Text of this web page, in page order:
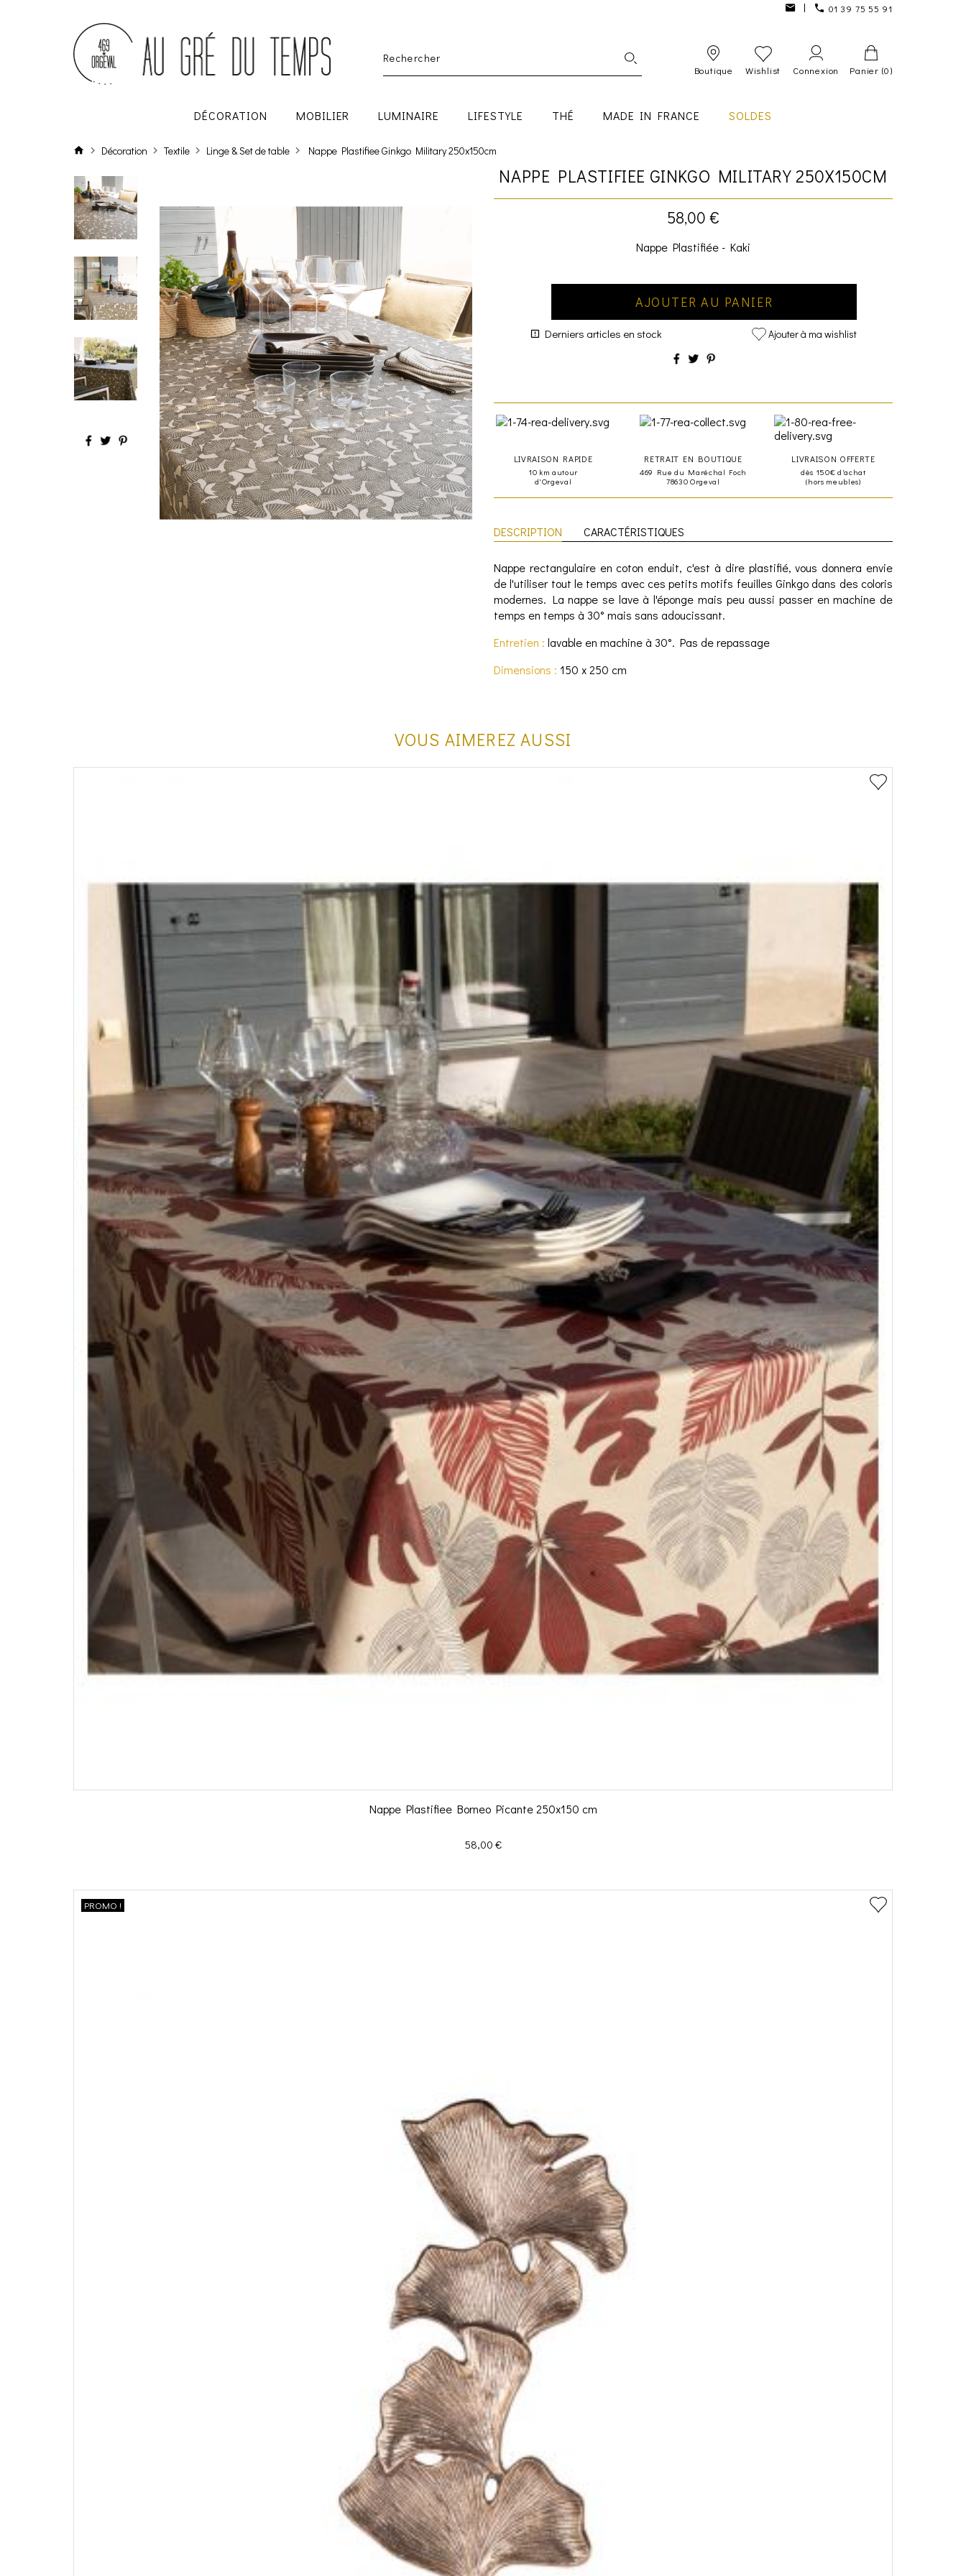
01 39 75 55 91
Boutique Wishlist Connexion Panier (0)
DÉCORATION MOBILIER LUMINAIRE LIFESTYLE THÉ MADE IN FRANCE SOLDES
Décoration Textile Linge & Set de table Nappe Plastifiee Ginkgo Military 250x150cm
NAPPE PLASTIFIEE GINKGO MILITARY 250X150CM
58,00 €
Nappe Plastifiée - Kaki
AJOUTER AU PANIER
Derniers articles en stock Ajouter à ma wishlist
LIVRAISON RAPIDE
10 km autour
d'Orgeval
RETRAIT EN BOUTIQUE
469 Rue du Maréchal Foch
78630 Orgeval
LIVRAISON OFFERTE
dès 150€ d'achat
(hors meubles)
DESCRIPTION CARACTÉRISTIQUES
Nappe rectangulaire en coton enduit, c'est à dire plastifié, vous donnera envie
de l'utiliser tout le temps avec ces petits motifs feuilles Ginkgo dans des coloris
modernes. La nappe se lave à l'éponge mais peu aussi passer en machine de
temps en temps à 30° mais sans adoucissant.
Entretien : lavable en machine à 30°. Pas de repassage
Dimensions : 150 x 250 cm
VOUS AIMEREZ AUSSI
Nappe Plastifiee Borneo Picante 250x150 cm
Prix
58,00 €
PROMO !